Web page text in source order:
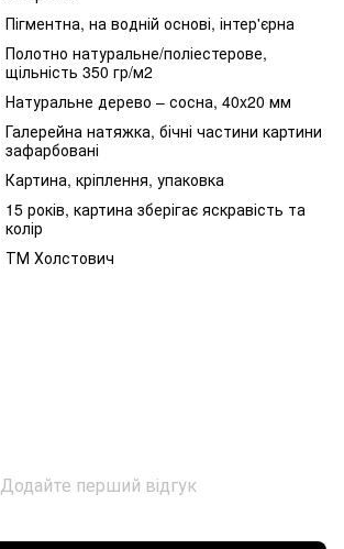
Пігментна, на водній основі, інтер'єрна
Полотно натуральне/поліестерове,
щільність 350 гр/м2
Натуральне дерево – сосна, 40x20 мм
Галерейна натяжка, бічні частини картини
зафарбовані
Картина, кріплення, упаковка
15 років, картина зберігає яскравість та
колір
ТМ Холстович
Додайте перший відгук